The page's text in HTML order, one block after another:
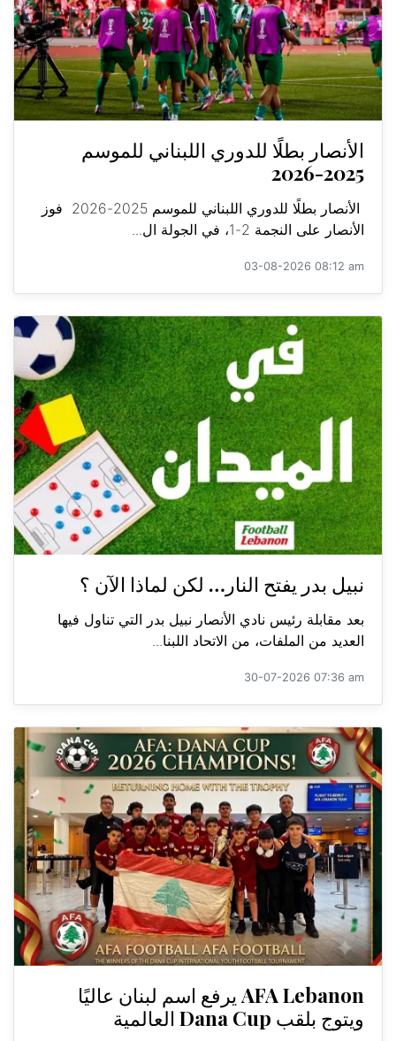
الأنصار بطلًا للدوري اللبناني للموسم
2025-2026
الأنصار بطلًا للدوري اللبناني للموسم 2025-2026 فوز
الأنصار على النجمة 2-1، في الجولة ال...
03-08-2026 08:12 am
نبيل بدر يفتح النار… لكن لماذا الآن ؟
بعد مقابلة رئيس نادي الأنصار نبيل بدر التي تناول فيها
العديد من الملفات، من الاتحاد اللبنا...
30-07-2026 07:36 am
AFA Lebanon يرفع اسم لبنان عاليًا
ويتوج بلقب Dana Cup العالمية